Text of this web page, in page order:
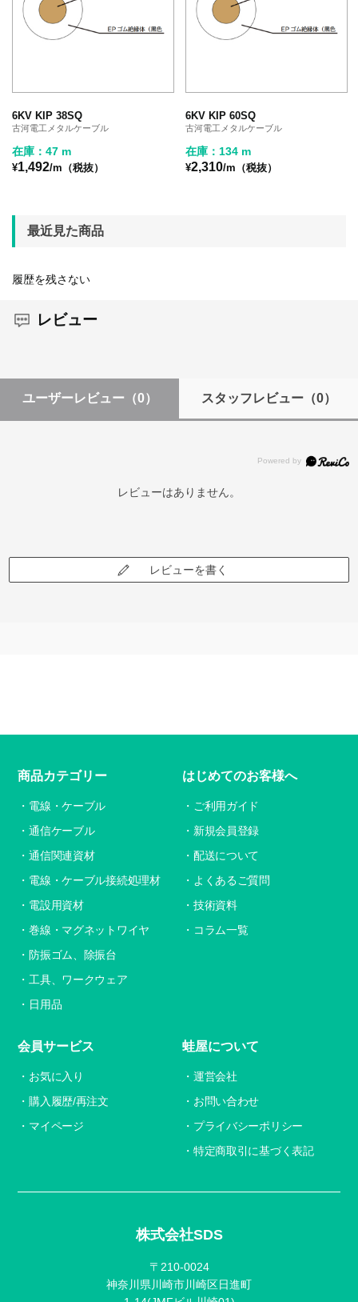
6KV KIP 38SQ
古河電工メタルケーブル
在庫：47 m
¥1,492/m（税抜）
6KV KIP 60SQ
古河電工メタルケーブル
在庫：134 m
¥2,310/m（税抜）
最近見た商品
履歴を残さない
レビュー
ユーザーレビュー （0） スタッフレビュー（0）
レビューはありません。
レビューを書く
株式会社SDS
〒210-0024
神奈川県川崎市川崎区日進町
商品カテゴリー
電線・ケーブル
通信ケーブル
通信関連資材
電線・ケーブル接続処理材
電設用資材
巻線・マグネットワイヤ
防振ゴム、除振台
工具、ワークウェア
日用品
はじめてのお客様へ
ご利用ガイド
新規会員登録
配送について
よくあるご質問
技術資料
コラム一覧
会員サービス
お気に入り
購入履歴/再注文
マイページ
蛙屋について
運営会社
お問い合わせ
プライバシーポリシー
特定商取引に基づく表記